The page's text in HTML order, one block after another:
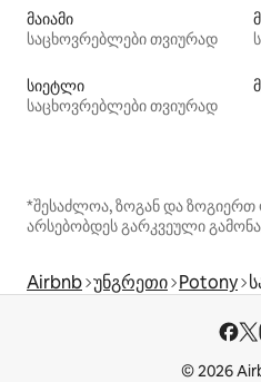
მაიამი
საცხოვრებლები თვიურად
სიეტლი
საცხოვრებლები თვიურად
*შესაძლოა, ზოგან და ზოგიერთ
არსებობდეს გარკვეული
Airbnb უნგრეთი Potony
© 2026